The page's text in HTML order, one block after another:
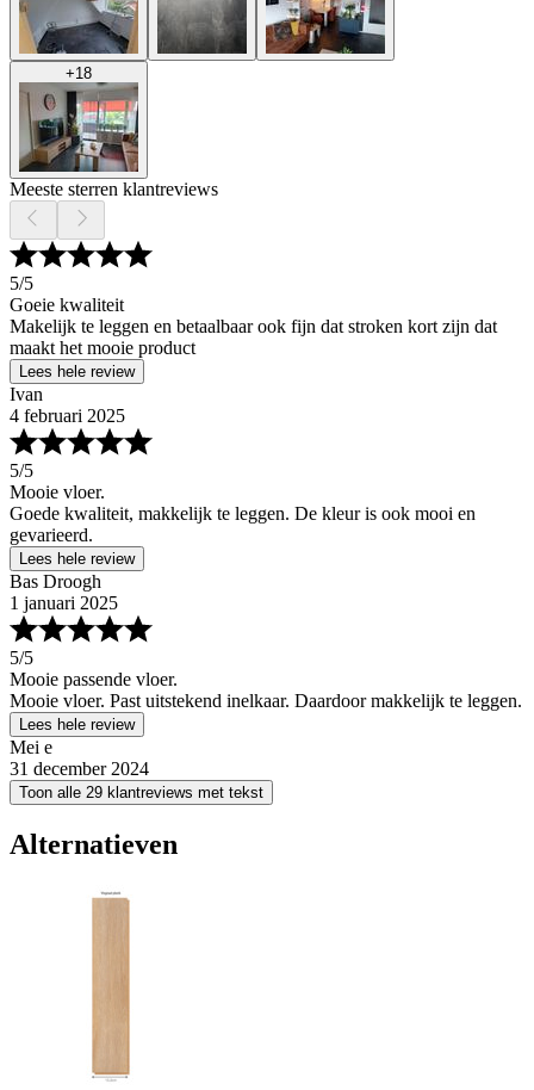
+18
Meeste sterren klantreviews
5/5
Goeie kwaliteit
Makelijk te leggen en betaalbaar ook fijn dat stroken kort zijn dat
maakt het mooie product
Lees hele review
Ivan
4 februari 2025
5/5
Mooie vloer.
Goede kwaliteit, makkelijk te leggen. De kleur is ook mooi en
gevarieerd.
Lees hele review
Bas Droogh
1 januari 2025
5/5
Mooie passende vloer.
Mooie vloer. Past uitstekend inelkaar. Daardoor makkelijk te leggen.
Lees hele review
Mei e
31 december 2024
Toon alle 29 klantreviews met tekst
Alternatieven